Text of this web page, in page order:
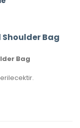
Shoulder Bag
Bag